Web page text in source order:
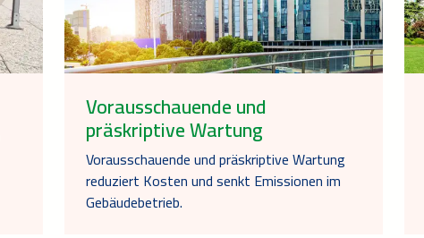
Vorausschauende und
präskriptive Wartung
Vorausschauende und präskriptive Wartung
reduziert Kosten und senkt Emissionen im
Gebäudebetrieb.